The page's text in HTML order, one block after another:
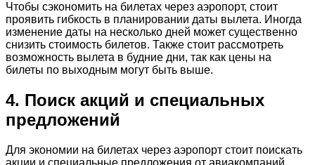
Чтобы сэкономить на билетах через аэропорт, стоит
проявить гибкость в планировании даты вылета. Иногда
изменение даты на несколько дней может существенно
снизить стоимость билетов. Также стоит рассмотреть
возможность вылета в будние дни, так как цены на
билеты по выходным могут быть выше.
4. Поиск акций и специальных
предложений
Для экономии на билетах через аэропорт стоит поискать
акции и специальные предложения от авиакомпаний.